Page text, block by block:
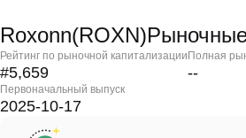
Рейтинг по рыночной капитализации
#5,659
Полная
--
Первоначальный выпуск
2025-10-17